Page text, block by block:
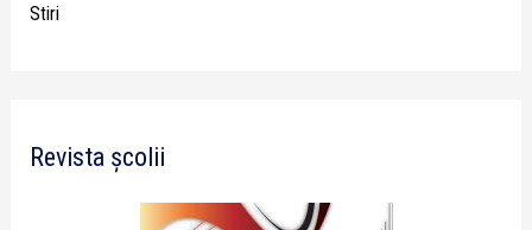
Stiri
Revista școlii